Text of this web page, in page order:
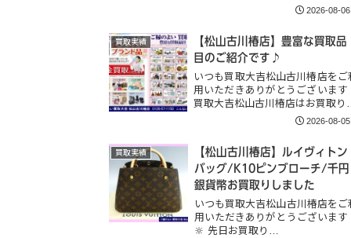
2026-08-06
買取実績
【松山古川椿店】豊富な買取品
目のご紹介です♪
いつも買取大吉松山古川椿店をご
用いただきありがとうございます
買取大吉松山古川椿店はお買取
2026-08-05
買取実績
【松山古川椿店】ルイヴィトン
バッグ/K10ピンブローチ/千円
銀貨幣お買取りしました
いつも買取大吉松山古川椿店をご
用いただきありがとうございます
🔆 先日お買取り…